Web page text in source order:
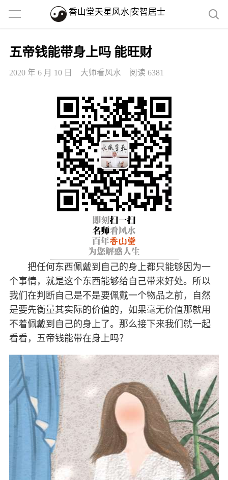
香山堂天星风水|安智居士
五帝钱能带身上吗 能旺财
2020 年 6 月 10 日 大师看风水 阅读 6381
把任何东西佩戴到自己的身上都只能够因为一
个事情，就是这个东西能够给自己带来好处。所以
我们在判断自己是不是要佩戴一个物品之前，自然
是要先衡量其实际的价值的，如果毫无价值那就用
不着佩戴到自己的身上了。那么接下来我们就一起
看看，五帝钱能带在身上吗？